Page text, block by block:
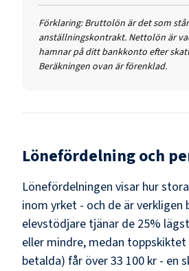
Förklaring: Bruttolön är det som
anställningskontrakt. Nettolön är
hamnar på ditt bankkonto efter
Beräkningen ovan är förenklad.
Lönefördelning och
Lönefördelningen visar hur
inom yrket - och de är verkligen
elevstödjare tjänar de 25%
eller mindre, medan
betalda) får över33 100 kr - en